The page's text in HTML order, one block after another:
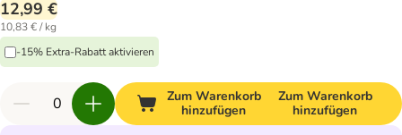
12,99 €
10,83 € / kg
-15% Extra-Rabatt aktivieren
Zum Warenkorb
hinzufügen
Zum Warenkorb
hinzufügen